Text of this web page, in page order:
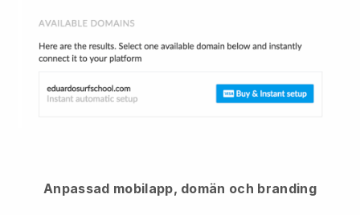
Anpassad mobilapp, domän och branding